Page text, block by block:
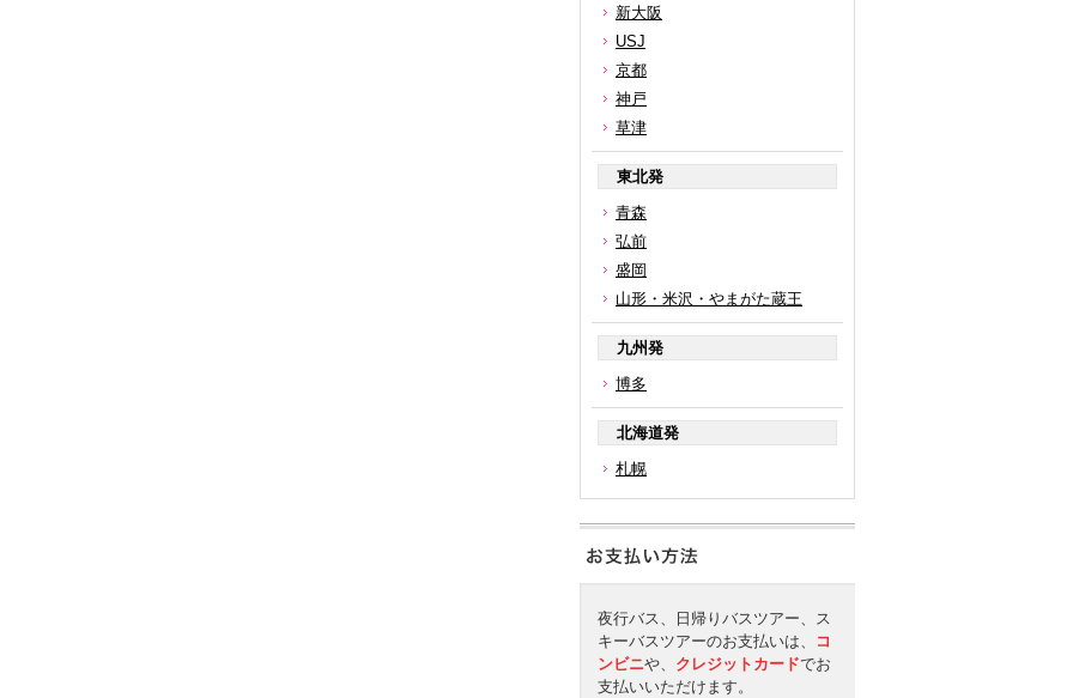
新大阪
USJ
京都
神戸
草津
東北発
青森
弘前
盛岡
山形・米沢・やまがた蔵王
九州発
博多
北海道発
札幌
夜行バス、日帰りバスツアー、ス
キーバスツアーのお支払いは、
コ
ンビニや、 クレジットカードでお
支払いいただけます。